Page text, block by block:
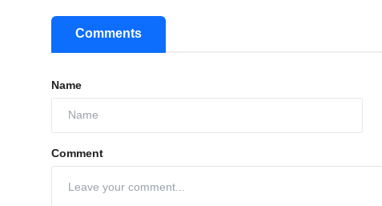
Comments
Name
Comment